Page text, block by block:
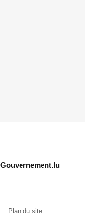
Gouvernement.lu
Plan du site